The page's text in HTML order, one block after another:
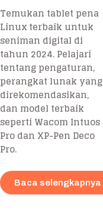
Temukan tablet pena
Linux terbaik untuk
seniman digital di
tahun 2024. Pelajari
tentang pengaturan,
perangkat lunak yang
direkomendasikan,
dan model terbaik
seperti Wacom Intuos
Pro dan XP-Pen Deco
Pro.
Baca selengkapnya